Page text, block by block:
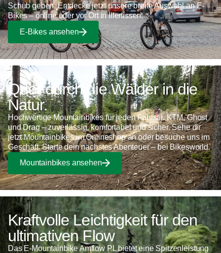
Schub geben. Entdecke jetzt unsere breite Auswahl an E-
Bikes – online oder vor Ort in Illertissen.
E-Bikes ansehen
Quer durch die Wälder in die
Natur.
Hochwertige Mountainbikes für jeden Fahrstil. KTM, Ghost
und Drag – zuverlässig, komfortabel und sicher. Sehe dir
jetzt Mountainbikes im Onlineshop an oder besuche uns im
Geschäft. Starte dein nächstes Abenteuer – bei Bikesworld.
Mountainbikes ansehen
Kraftvolle Leichtigkeit für den
ultimativen Flow
Das E-Mountainbike Amflow PL bietet eine Spitzenleistung